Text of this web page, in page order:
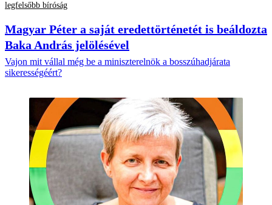
legfelsőbb bíróság
Magyar Péter a saját eredettörténetét is beáldozta
Baka András jelölésével
Vajon mit vállal még be a miniszterelnök a bosszúhadjárata
sikerességéért?